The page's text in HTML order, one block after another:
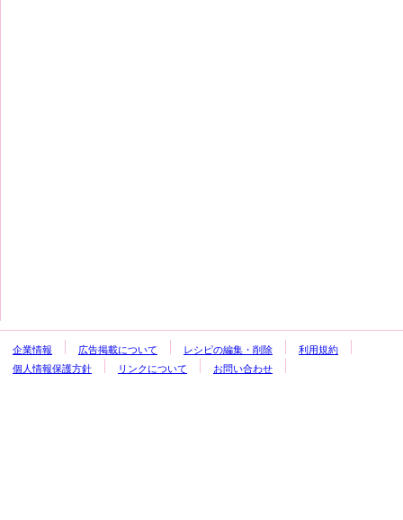
企業情報 広告掲載について レシピの編集・削除
利用規約
個人情報保護方針
リンクについて お問い合わせ